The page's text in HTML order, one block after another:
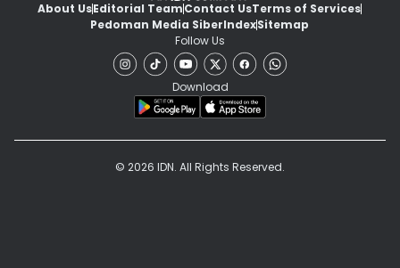
About UsEditorial TeamContact UsTerms of Services
Pedoman Media SiberIndexSitemap
Follow Us
Download
© 2026 IDN. All Rights Reserved.